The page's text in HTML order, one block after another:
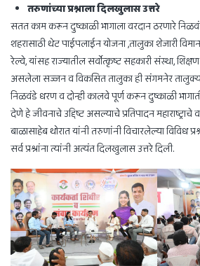
तरुणांच्या प्रश्नाला दिलखुलास उत्तरे
सतत काम करून दुष्काळी भागाला वरदान ठरणारे
शहरासाठी थेट पाईपलाईन योजना ,तालुका शेजारी
रेल्वे, यांसह राज्यातील सर्वोत्कृष्ट सहकारी संस्था,
असलेला सज्जन व विकसित तालुका ही संगमनेर
निळवंडे धरण व दोन्ही कालवे पूर्ण करून दुष्काळी
देणे हे जीवनाचे उद्दिष्ट असल्याचे प्रतिपादन
बाळासाहेब थोरात यांनी तरुणांनी विचारलेल्या विविध
सर्व प्रश्नांना त्यांनी अत्यंत दिलखुलास उत्तरे दिली.